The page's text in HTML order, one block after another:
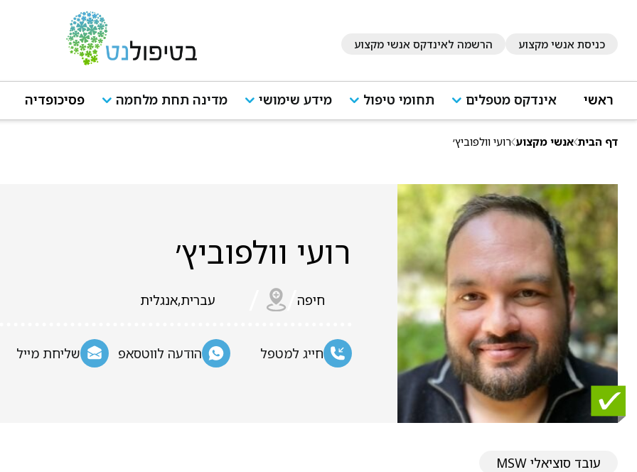
כניסת אנשי מקצוע הרשמה לאינדקס אנשי מקצוע
ראשי אינדקס מטפלים תחומי טיפול מידע שימושי מדינה תחת מלחמה פסיכופדיה
דף הבית אנשי מקצוע רועי וולפוביץ׳
רועי וולפוביץ׳
חיפה עברית,אנגלית
חייג למטפל הודעה לווטסאפ שליחת מייל
עובד סוציאלי MSW